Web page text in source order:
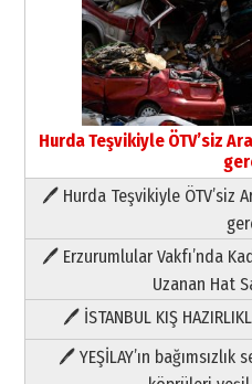
Hurda Teşvikiyle ÖTV’siz
🖊 Hurda Teşvikiyle ÖTV’siz
🖊 Erzurumlular Vakfı’nda
Uzanan Hat
🖊 İSTANBUL KIŞ
🖊 YEŞİLAY’ın
Paranın Aile Kültüründeki
03 Ağustos 2026 Pazartesi
Yıldırım
HAVVA’NIN ÜÇ KIZI
09 Temmuz 2026